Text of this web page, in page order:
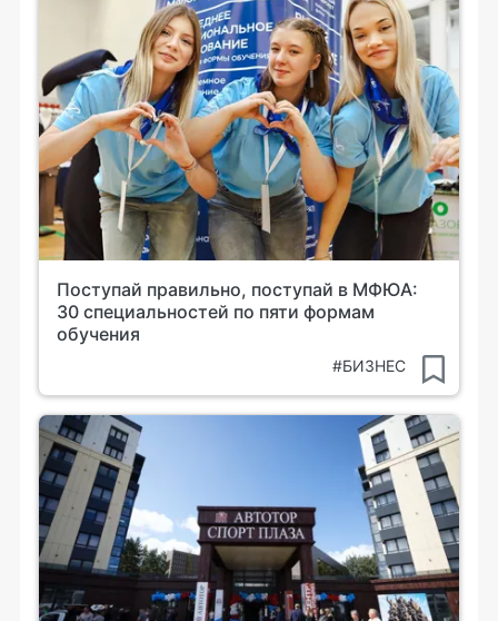
Поступай правильно, поступай в МФЮА:
30 специальностей по пяти формам
обучения
#БИЗНЕС